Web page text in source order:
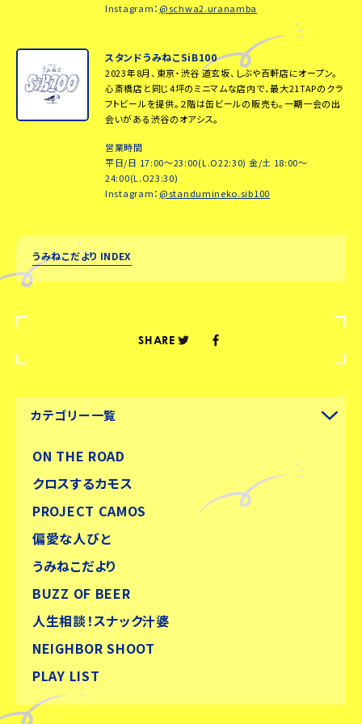
Instagram： @schwa2.uranamba
スタンドうみねこSiB100
2023年8月、東京・渋谷 道玄坂、しぶや百軒店にオープン。
心斎橋店と同じ4坪のミニマムな店内で、最大21TAPのクラ
フトビールを提供。２階は缶ビールの販売も。一期一会の出
会いがある渋谷のオアシス。
営業時間
平日/日 17:00～23:00(L.O22:30) 金/土 18:00～
24:00(L.O23:30)
Instagram： @standumineko.sib100
うみねこだより INDEX
SHARE
カテゴリー一覧
ON THE ROAD
クロスするカモス
PROJECT CAMOS
偏愛な人びと
うみねこだより
BUZZ OF BEER
人生相談！スナック汁婆
NEIGHBOR SHOOT
PLAY LIST